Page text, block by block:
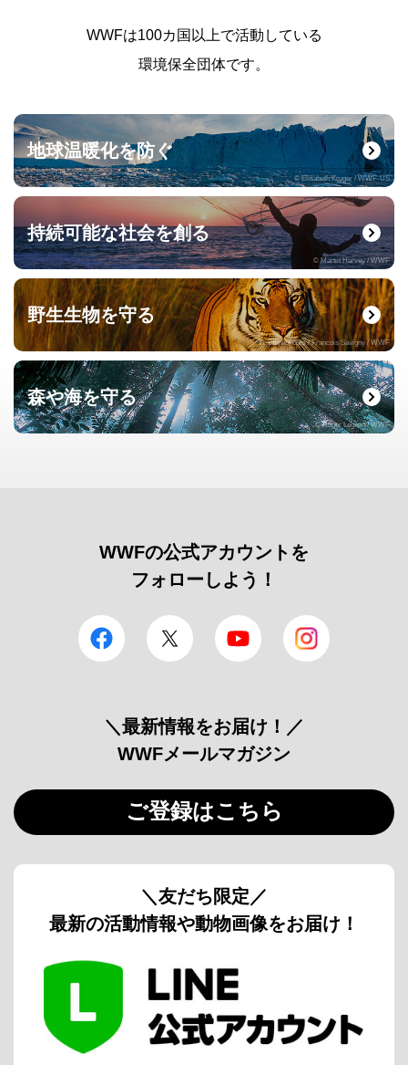
WWFは100カ国以上で活動している
環境保全団体です。
地球温暖化を防ぐ
© Elisabeth Kruger / WWF-US
持続可能な社会を創る
© Martin Harvey / WWF
野生生物を守る
© naturepl.com / Francois Savigny / WWF
森や海を守る
© Roger Leguen / WWF
WWFの公式アカウントを
フォローしよう！
facebook Twitter YouTube
＼最新情報をお届け！／
WWFメールマガジン
ご登録はこちら
＼友だち限定／
最新の活動情報や動物画像をお届け！